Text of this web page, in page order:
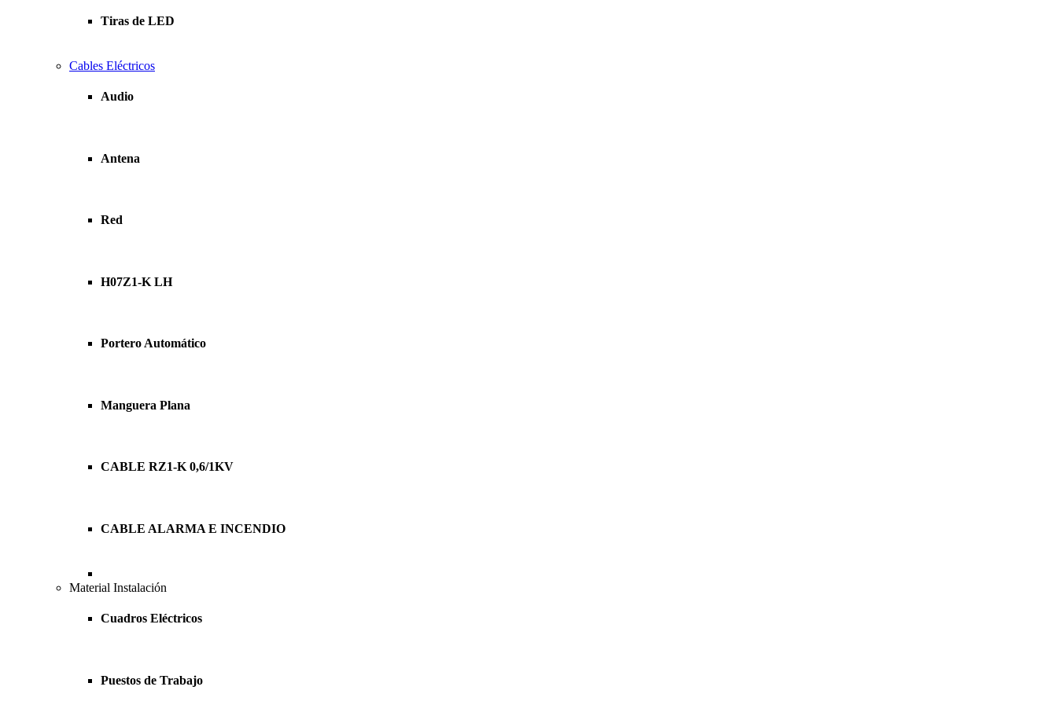
Tiras de LED
Cables Eléctricos
Audio
Antena
Red
H07Z1-K LH
Portero Automático
Manguera Plana
CABLE RZ1-K 0,6/1KV
CABLE ALARMA E INCENDIO
Material Instalación
Cuadros Eléctricos
Puestos de Trabajo